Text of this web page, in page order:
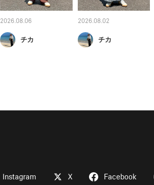
2026.08.06
チカ
2026.08.02
チカ
Instagram X Facebook